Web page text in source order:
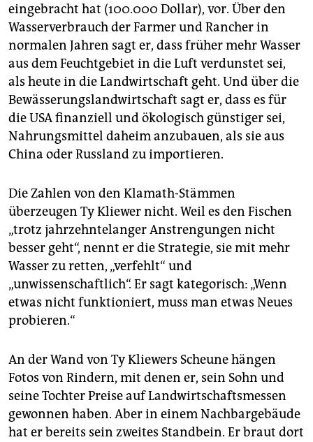
eingebracht hat (100.000 Dollar), vor. Über den
Wasserverbrauch der Farmer und Rancher in
normalen Jahren sagt er, dass früher mehr Wasser
aus dem Feuchtgebiet in die Luft verdunstet sei,
als heute in die Landwirtschaft geht. Und über die
Bewässerungslandwirtschaft sagt er, dass es für
die USA finanziell und ökologisch günstiger sei,
Nahrungsmittel daheim anzubauen, als sie aus
China oder Russland zu importieren.
Die Zahlen von den Klamath-Stämmen
überzeugen Ty Kliewer nicht. Weil es den Fischen
„trotz jahrzehntelanger Anstrengungen nicht
besser geht“, nennt er die Strategie, sie mit mehr
Wasser zu retten, „verfehlt“ und
„unwissenschaftlich“. Er sagt kategorisch: „Wenn
etwas nicht funktioniert, muss man etwas Neues
probieren.“
An der Wand von Ty Kliewers Scheune hängen
Fotos von Rindern, mit denen er, sein Sohn und
seine Tochter Preise auf Landwirtschaftsmessen
gewonnen haben. Aber in einem Nachbargebäude
hat er bereits sein zweites Standbein. Er braut dort